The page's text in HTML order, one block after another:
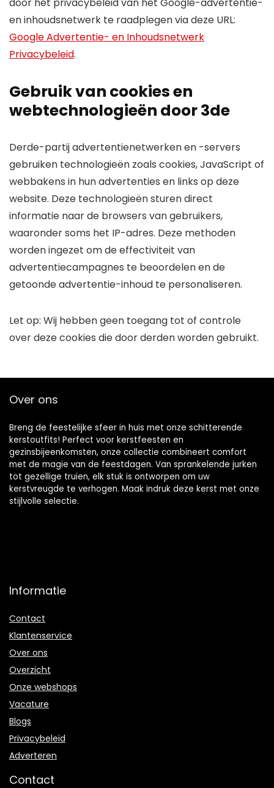
en inhoudsnetwerk te raadplegen via deze URL:
Google Advertentie- en Inhoudsnetwerk
Privacybeleid.
Gebruik van cookies en
webtechnologieën door 3de
Derde-partij advertentienetwerken en -servers
gebruiken technologieën zoals cookies, JavaScript of
webbakens in hun advertenties en links op deze
website. Deze technologieën sturen direct
informatie naar de browsers van gebruikers,
waaronder soms het IP-adres. Deze methoden
worden ingezet om de effectiviteit van
advertentiecampagnes te beoordelen en de
getoonde advertentie-inhoud te personaliseren.
Let op: Wij hebben geen toegang tot of controle
over deze cookies die door derden worden gebruikt.
Over ons
Breng de feestelijke sfeer in huis met onze schitterende
kerstoutfits! Perfect voor kerstfeesten en
gezinsbijeenkomsten, onze collectie combineert comfort
met de magie van de feestdagen. Van sprankelende jurken
tot gezellige truien, elk stuk is ontworpen om uw
kerstvreugde te verhogen. Maak indruk deze kerst met onze
stijlvolle selectie.
Informatie
Contact
Klantenservice
Over ons
Overzicht
Onze webshops
Vacature
Blogs
Privacybeleid
Adverteren
Contact